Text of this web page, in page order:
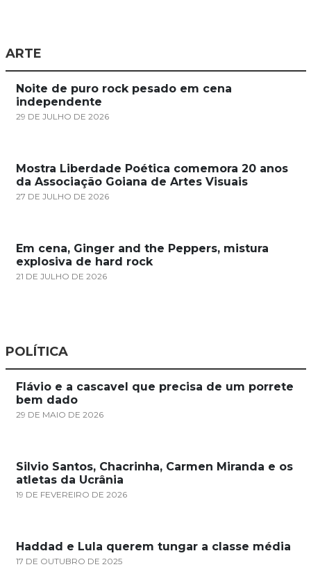
ARTE
Noite de puro rock pesado em cena
independente
29 DE JULHO DE 2026
Mostra Liberdade Poética comemora 20 anos
da Associação Goiana de Artes Visuais
27 DE JULHO DE 2026
Em cena, Ginger and the Peppers, mistura
explosiva de hard rock
21 DE JULHO DE 2026
POLÍTICA
Flávio e a cascavel que precisa de um porrete
bem dado
29 DE MAIO DE 2026
Silvio Santos, Chacrinha, Carmen Miranda e os
atletas da Ucrânia
19 DE FEVEREIRO DE 2026
Haddad e Lula querem tungar a classe média
17 DE OUTUBRO DE 2025